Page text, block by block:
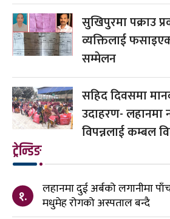
सुखिपुरमा पक्राउ
व्यक्तिलाई
सम्मेलन
सहिद दिवसमा
उदाहरण- लहानमा
विपन्नलाई कम्बल
ट्रेन्डिङ
१.
लहानमा दुई अर्बको लगानीमा
मधुमेह रोगको अस्पताल बन्दै